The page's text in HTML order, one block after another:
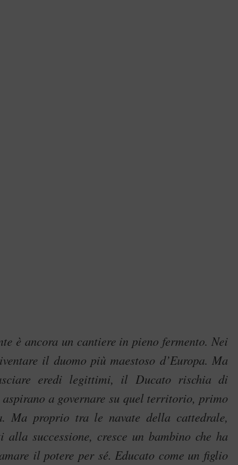
è ancora un cantiere in pieno fermento. Nei
il duomo più maestoso d’Europa. Ma
eredi legittimi, il Ducato rischia di
a governare su quel territorio, primo
Ma proprio tra le navate della cattedrale,
successione, cresce un bambino che ha
il potere per sé. Educato come un figlio